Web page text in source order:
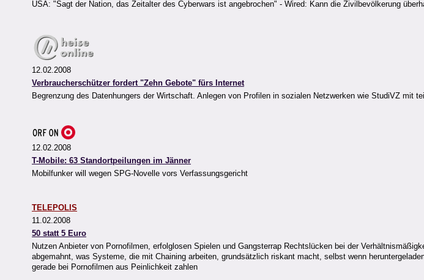
USA: "Sagt der Nation, das Zeitalter des Cyberwars ist angebrochen" - Wired: Kann die Zivilbevölkerung
12.02.2008
Verbraucherschützer fordert "Zehn Gebote" fürs Internet
Begrenzung des Datenhungers der Wirtschaft. Anlegen von Profilen in sozialen Netzwerken wie StudiVZ mit
12.02.2008
T-Mobile: 63 Standortpeilungen im Jänner
Mobilfunker will wegen SPG-Novelle vors Verfassungsgericht
TELEPOLIS
11.02.2008
50 statt 5 Euro
Nutzen Anbieter von Pornofilmen, erfolglosen Spielen und Gangsterrap Rechtslücken bei der
abgemahnt, was Systeme, die mit Chaining arbeiten, grundsätzlich riskant macht, selbst wenn
gerade bei Pornofilmen aus Peinlichkeit zahlen